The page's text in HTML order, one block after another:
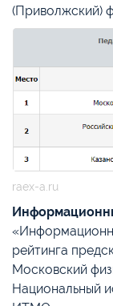
(Приволжский)
raex-a.ru
рейтинга
Московский
Национальный